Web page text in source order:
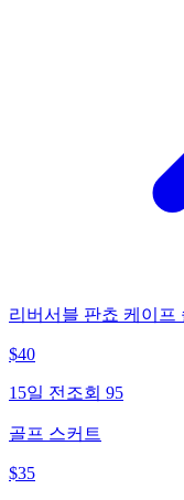
리버서블 판쵸 케이프
$40
15일 전 조회 95
골프 스커트
$35